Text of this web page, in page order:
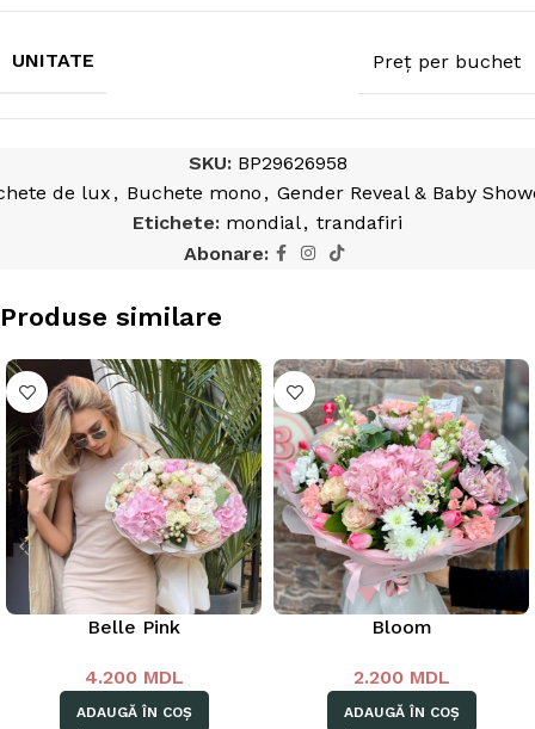
UNITATE Preț per buchet
SKU: BP29626958
de lux , Buchete mono , Gender Reveal & Baby
Etichete: mondial, trandafiri
Abonare:
Produse similare
Belle Pink
4.200 MDL
ADAUGĂ ÎN COȘ
Bloom
2.200 MDL
ADAUGĂ ÎN COȘ